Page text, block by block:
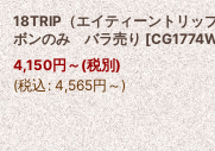
18TRIP（エイティーントリ
ボンのみ バラ売り [
4,150円～ (税別)
(税込 : 4,565円～)